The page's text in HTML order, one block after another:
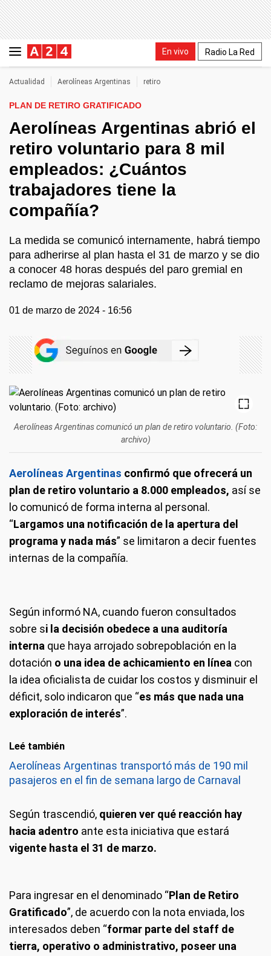
En vivo Radio La Red
Actualidad Aerolíneas Argentinas retiro
PLAN DE RETIRO GRATIFICADO
Aerolíneas Argentinas abrió el
retiro voluntario para 8 mil
empleados: ¿Cuántos
trabajadores tiene la
compañía?
La medida se comunicó internamente, habrá tiempo
para adherirse al plan hasta el 31 de marzo y se dio
a conocer 48 horas después del paro gremial en
reclamo de mejoras salariales.
01 de marzo de 2024 - 16:56
Aerolíneas Argentinas comunicó un plan de retiro voluntario. (Foto:
archivo)
Aerolíneas Argentinas confirmó que ofrecerá un
plan de retiro voluntario a 8.000 empleados, así se
lo comunicó de forma interna al personal.
“Largamos una notificación de la apertura del
programa y nada más” se limitaron a decir fuentes
internas de la compañía.
Según informó NA, cuando fueron consultados
sobre si la decisión obedece a una auditoría
interna que haya arrojado sobrepoblación en la
dotación o una idea de achicamiento en línea con
la idea oficialista de cuidar los costos y disminuir el
déficit, solo indicaron que “es más que nada una
exploración de interés”.
Leé también
Aerolíneas Argentinas transportó más de 190 mil
pasajeros en el fin de semana largo de Carnaval
Según trascendió, quieren ver qué reacción hay
hacia adentro ante esta iniciativa que estará
vigente hasta el 31 de marzo.
Para ingresar en el denominado “Plan de Retiro
Gratificado”, de acuerdo con la nota enviada, los
interesados deben “formar parte del staff de
tierra, operativo o administrativo, poseer una